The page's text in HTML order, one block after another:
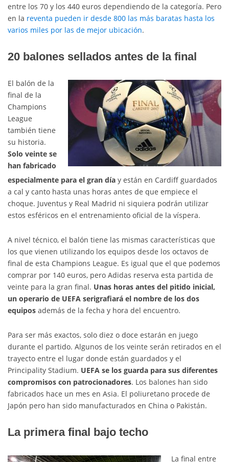
entre los 70 y los 440 euros dependiendo de la categoría. Pero
en la reventa pueden ir desde 800 las más baratas hasta los
varios miles por las de mejor ubicación.
20 balones sellados antes de la final
El balón de la
final de la
Champions
League
también tiene
su historia.
Solo veinte se
han fabricado
especialmente para el gran día y están en Cardiff guardados
a cal y canto hasta unas horas antes de que empiece el
choque. Juventus y Real Madrid ni siquiera podrán utilizar
estos esféricos en el entrenamiento oficial de la víspera.
A nivel técnico, el balón tiene las mismas características que
los que vienen utilizando los equipos desde los octavos de
final de esta Champions League. Es igual que el que podemos
comprar por 140 euros, pero Adidas reserva esta partida de
veinte para la gran final. Unas horas antes del pitido inicial,
un operario de UEFA serigrafiará el nombre de los dos
equipos además de la fecha y hora del encuentro.
Para ser más exactos, solo diez o doce estarán en juego
durante el partido. Algunos de los veinte serán retirados en el
trayecto entre el lugar donde están guardados y el
Principality Stadium. UEFA se los guarda para sus diferentes
compromisos con patrocionadores. Los balones han sido
fabricados hace un mes en Asia. El poliuretano procede de
Japón pero han sido manufacturados en China o Pakistán.
La primera final bajo techo
La final entre